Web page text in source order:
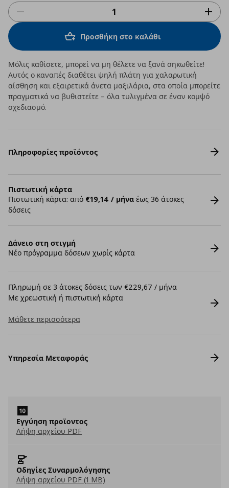
Προσθήκη στο καλάθι
Μόλις καθίσετε, μπορεί να μη θέλετε να ξανά σηκωθείτε!
Αυτός ο καναπές διαθέτει ψηλή πλάτη για χαλαρωτική
αίσθηση και εξαιρετικά άνετα μαξιλάρια, στα οποία μπορείτε
πραγματικά να βυθιστείτε – όλα τυλιγμένα σε έναν κομψό
σχεδιασμό.
Πληροφορίες προϊόντος
Πιστωτική κάρτα
Πιστωτική κάρτα: από €19,14 / μήνα έως 36 άτοκες
δόσεις
Δάνειο στη στιγμή
Νέο πρόγραμμα δόσεων χωρίς κάρτα
Πληρωμή σε 3 άτοκες δόσεις των €229,67 / μήνα
Με χρεωστική ή πιστωτική κάρτα
Μάθετε περισσότερα
Υπηρεσία Μεταφοράς
Εγγύηση προϊοντος
Λήψη αρχείου PDF
Οδηγίες Συναρμολόγησης
Λήψη αρχείου PDF (1 MB)